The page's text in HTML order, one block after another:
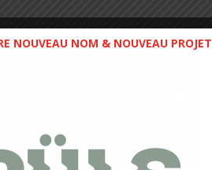
NOUVEAU NOM & NOUVEAU PROJET